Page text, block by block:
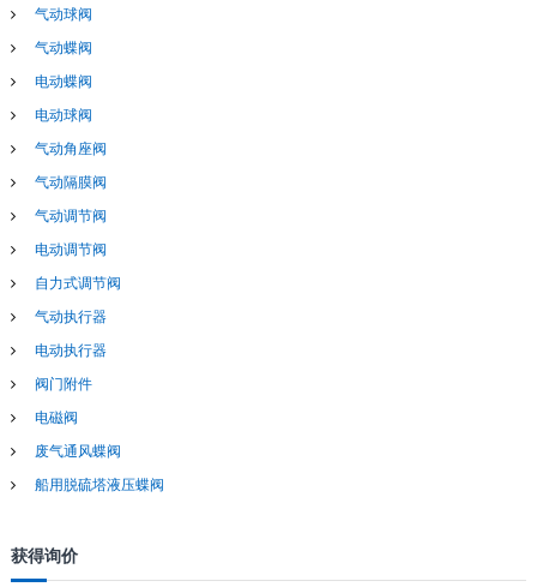
f
o
r
气动球阀
气动蝶阀
电动蝶阀
电动球阀
气动角座阀
气动隔膜阀
气动调节阀
电动调节阀
自力式调节阀
气动执行器
电动执行器
阀门附件
电磁阀
废气通风蝶阀
船用脱硫塔液压蝶阀
获得询价